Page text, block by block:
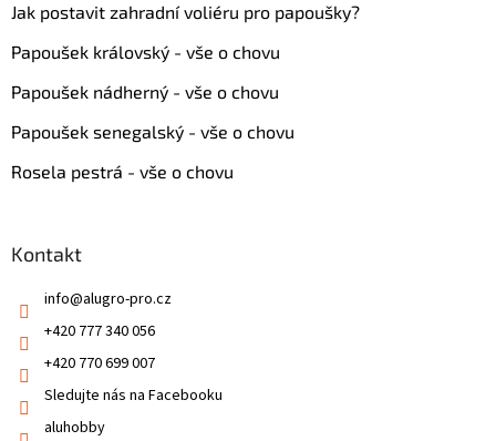
Jak postavit zahradní voliéru pro papoušky?
Papoušek královský - vše o chovu
Papoušek nádherný - vše o chovu
Papoušek senegalský - vše o chovu
Rosela pestrá - vše o chovu
Kontakt
info@alugro-pro.cz
+420 777 340 056
+420 770 699 007
Sledujte nás na Facebooku
aluhobby